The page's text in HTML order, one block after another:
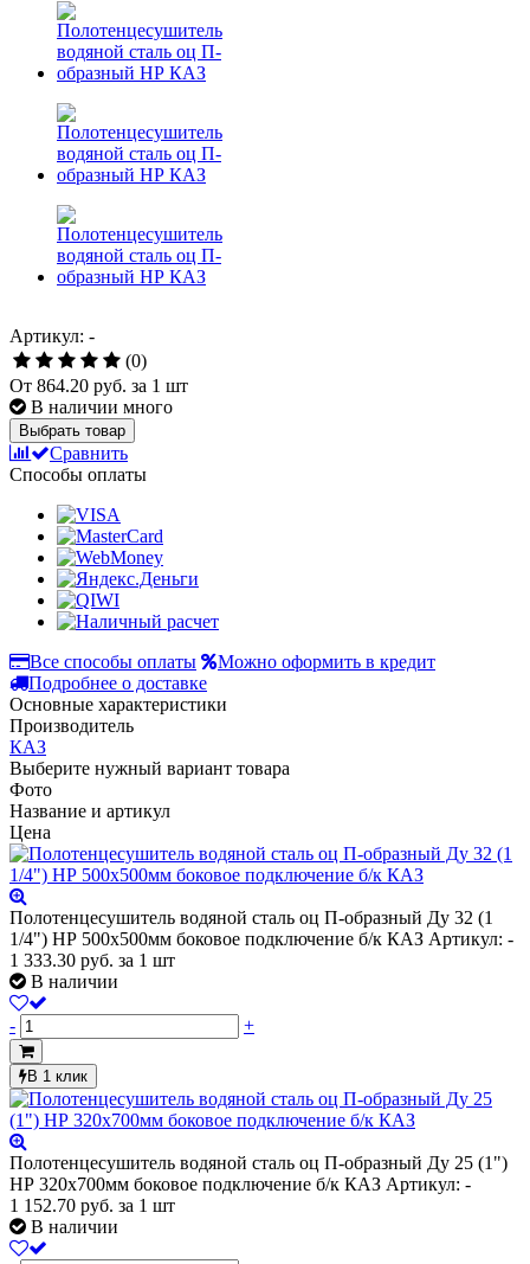
Артикул: -
(0)
От 864.20 руб. за 1 шт
В наличии много
Выбрать товар
Сравнить
Способы оплаты
Все способы оплаты
Можно оформить в кредит
Подробнее о доставке
Основные характеристики
Производитель
КАЗ
Выберите нужный вариант товара
Фото
Название и артикул
Цена
Полотенцесушитель водяной сталь оц П-образный Ду 32 (1
1/4") НР 500х500мм боковое подключение б/к КАЗ Артикул: -
1 333.30 руб. за 1 шт
В наличии
- +
В 1 клик
Полотенцесушитель водяной сталь оц П-образный Ду 25 (1")
НР 320х700мм боковое подключение б/к КАЗ Артикул: -
1 152.70 руб. за 1 шт
В наличии